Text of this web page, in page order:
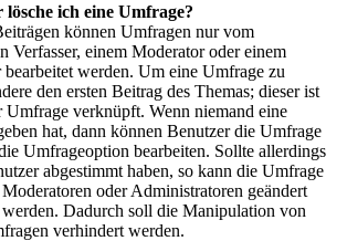
ich eine Umfrage?
können Umfragen nur vom
Verfasser, einem Moderator oder einem
werden. Um eine Umfrage zu
den ersten Beitrag des Themas; dieser ist
Umfrage verknüpft. Wenn niemand eine
hat, dann können Benutzer die Umfrage
Umfrageoption bearbeiten. Sollte allerdings
abgestimmt haben, so kann die Umfrage
oder Administratoren geändert
Dadurch soll die Manipulation von
verhindert werden.